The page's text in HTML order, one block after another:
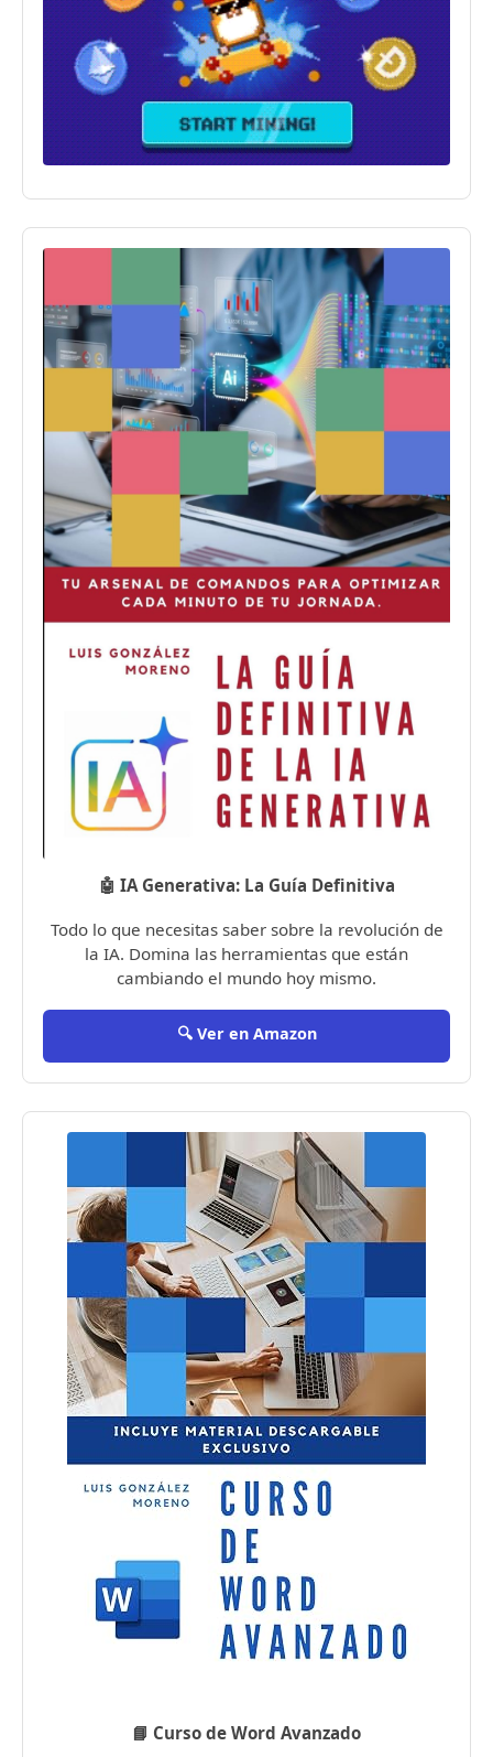
🤖 IA Generativa: La Guía Definitiva
Todo lo que necesitas saber sobre la revolución de
la IA. Domina las herramientas que están
cambiando el mundo hoy mismo.
🔍 Ver en Amazon
📘 Curso de Word Avanzado